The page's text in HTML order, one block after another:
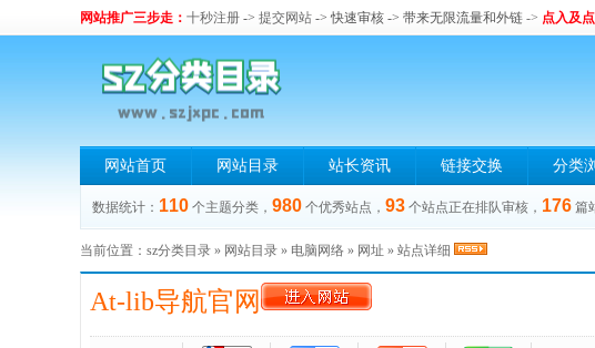
网站推广三步走： 十秒注册 -> 提交网站 -> 快速审核 -> 带来无限流量和外链 -> 点入及
网站首页 网站目录 站长资讯 链接交换 分类
数据统计： 110 个主题分类， 980 个优秀站点， 93 个站点正在排队审核， 176 篇
当前位置： sz分类目录 » 网站目录 » 电脑网络 » 网址 » 站点详细
At-lib导航官网